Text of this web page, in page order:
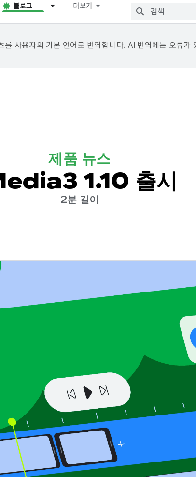
블로그 더보기
사용자의 기본 언어로 번역합니다. AI 번역에는 오류가
제품 뉴스
1.10 출시
2분 길이